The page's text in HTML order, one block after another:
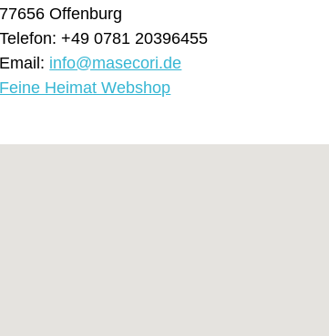
77656 Offenburg
Telefon: +49 0781 20396455
Email: info@masecori.de
Feine Heimat Webshop